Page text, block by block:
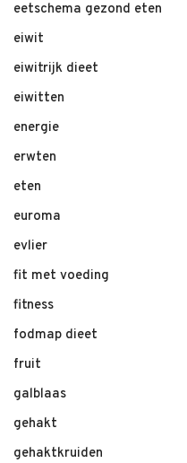
eetschema gezond eten
eiwit
eiwitrijk dieet
eiwitten
energie
erwten
eten
euroma
evlier
fit met voeding
fitness
fodmap dieet
fruit
galblaas
gehakt
gehaktkruiden